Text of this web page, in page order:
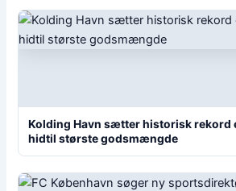
Kolding Havn sætter historisk rekord
hidtil største godsmængde